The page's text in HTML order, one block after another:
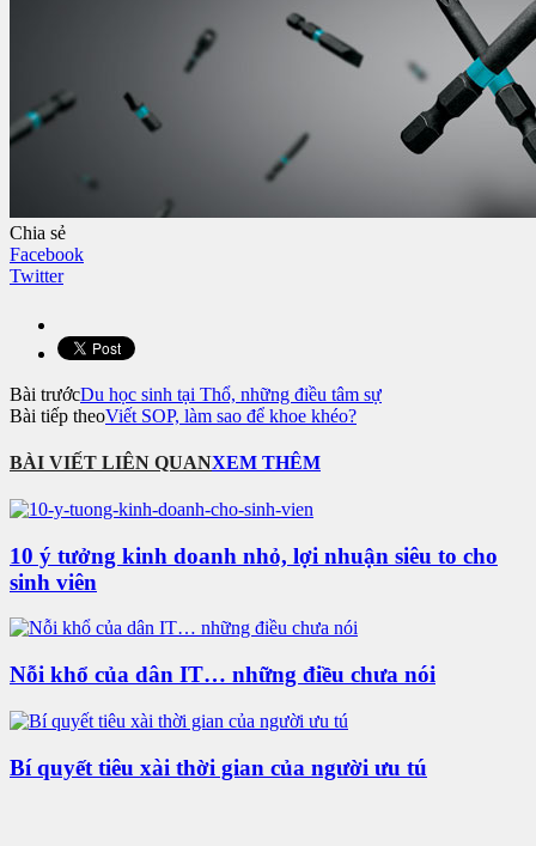
Chia sẻ
Facebook
Twitter
Bài trướcDu học sinh tại Thổ, những điều tâm sự
Bài tiếp theoViết SOP, làm sao để khoe khéo?
BÀI VIẾT LIÊN QUANXEM THÊM
10 ý tưởng kinh doanh nhỏ, lợi nhuận siêu to cho
sinh viên
Nỗi khổ của dân IT… những điều chưa nói
Bí quyết tiêu xài thời gian của người ưu tú